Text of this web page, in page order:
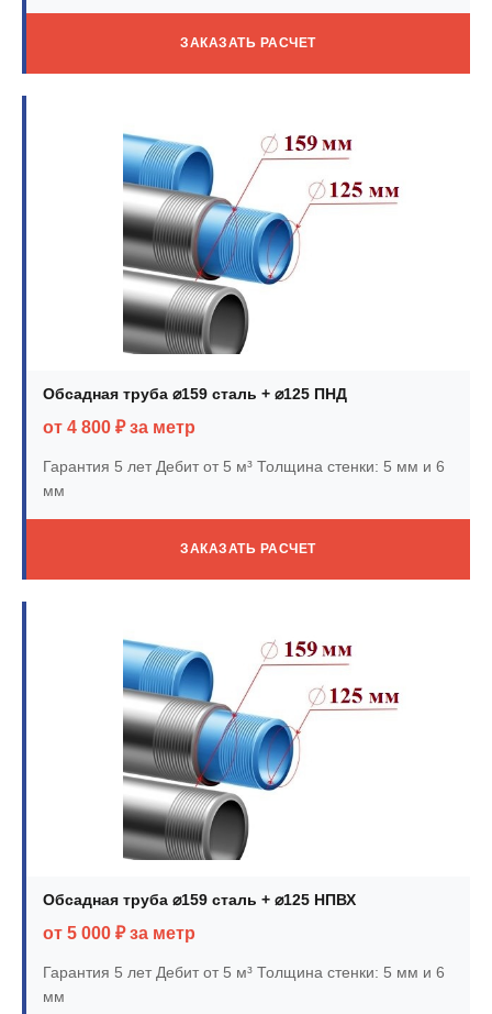
ЗАКАЗАТЬ РАСЧЕТ
Обсадная труба ⌀159 сталь + ⌀125 ПНД
от 4 800 ₽ за метр
Гарантия 5 летДебит от 5 м³ Толщина стенки: 5 мм и 6
мм
ЗАКАЗАТЬ РАСЧЕТ
Обсадная труба ⌀159 сталь + ⌀125 НПВХ
от 5 000 ₽ за метр
Гарантия 5 летДебит от 5 м³ Толщина стенки: 5 мм и 6
мм